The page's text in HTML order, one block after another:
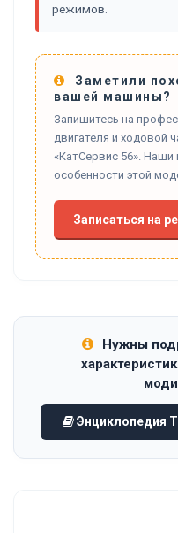
режимов.
Заметили
вашей машины?
Запишитесь на
двигателя и ходовой
«КатСервис 56». Наши
особенности этой
Записаться на
Нужны
Энциклопедия